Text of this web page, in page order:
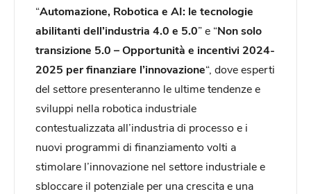
“Automazione, Robotica e AI: le tecnologie
abilitanti dell’industria 4.0 e 5.0” e “Non solo
transizione 5.0 – Opportunità e incentivi 2024-
2025 per finanziare l’innovazione“, dove esperti
del settore presenteranno le ultime tendenze e
sviluppi nella robotica industriale
contestualizzata all’industria di processo e i
nuovi programmi di finanziamento volti a
stimolare l’innovazione nel settore industriale e
sbloccare il potenziale per una crescita e una